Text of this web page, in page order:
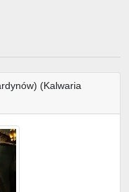
(Kalwaria